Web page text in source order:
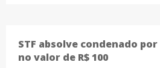
STF absolve condenado
no valor de R$ 100